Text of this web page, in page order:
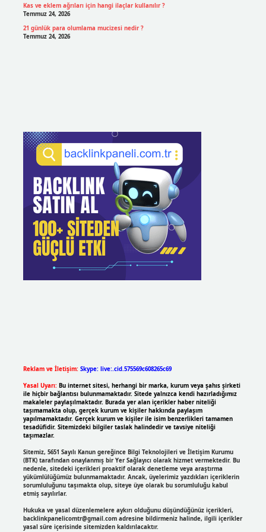
Kas ve eklem ağrıları için hangi ilaçlar kullanılır ?
Temmuz 24, 2026
21 günlük para olumlama mucizesi nedir ?
Temmuz 24, 2026
Reklam ve İletişim: Skype: live:.cid.575569c608265c69
Yasal Uyarı: Bu internet sitesi, herhangi bir marka, kurum veya şahıs şirketi
ile hiçbir bağlantısı bulunmamaktadır. Sitede yalnızca kendi hazırladığımız
makaleler paylaşılmaktadır. Burada yer alan içerikler haber niteliği
taşımamakta olup, gerçek kurum ve kişiler hakkında paylaşım
yapılmamaktadır. Gerçek kurum ve kişiler ile isim benzerlikleri tamamen
tesadüfidir. Sitemizdeki bilgiler taslak halindedir ve tavsiye niteliği
taşımazlar.
Sitemiz, 5651 Sayılı Kanun gereğince Bilgi Teknolojileri ve İletişim Kurumu
(BTK) tarafından onaylanmış bir Yer Sağlayıcı olarak hizmet vermektedir. Bu
nedenle, sitedeki içerikleri proaktif olarak denetleme veya araştırma
yükümlülüğümüz bulunmamaktadır. Ancak, üyelerimiz yazdıkları içeriklerin
sorumluluğunu taşımakta olup, siteye üye olarak bu sorumluluğu kabul
etmiş sayılırlar.
Hukuka ve yasal düzenlemelere aykırı olduğunu düşündüğünüz içerikleri,
backlinkpanelicomtr@gmail.comadresine bildirmeniz halinde, ilgili içerikler
yasal süre içerisinde sitemizden kaldırılacaktır.